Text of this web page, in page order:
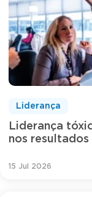
Liderança
nos resultados
Liderança
15 Jul 2026